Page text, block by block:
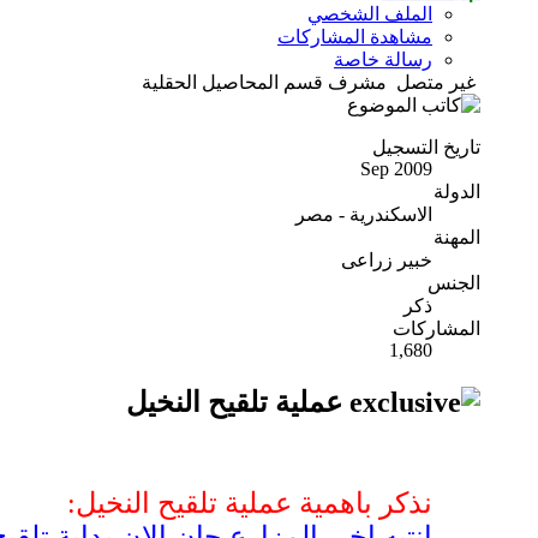
الملف الشخصي
مشاهدة المشاركات
رسالة خاصة
غير متصل مشرف قسم المحاصيل الحقلية
تاريخ التسجيل
Sep 2009
الدولة
الاسكندرية - مصر
المهنة
خبير زراعى
الجنس
ذكر
المشاركات
1,680
عملية تلقيح النخيل
نذكر باهمية عملية تلقيح النخيل: